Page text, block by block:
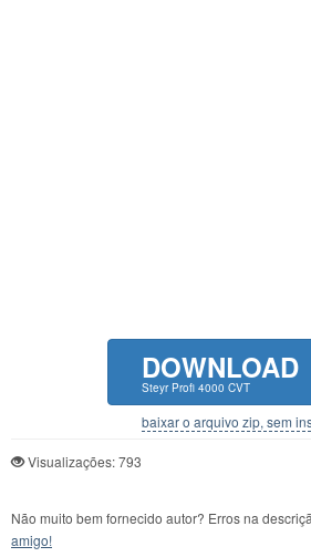
DOWNLOAD
Steyr Profi 4000 CVT
baixar o arquivo zip, sem
Visualizações: 793
Não muito bem fornecido autor? Erros na
amigo!